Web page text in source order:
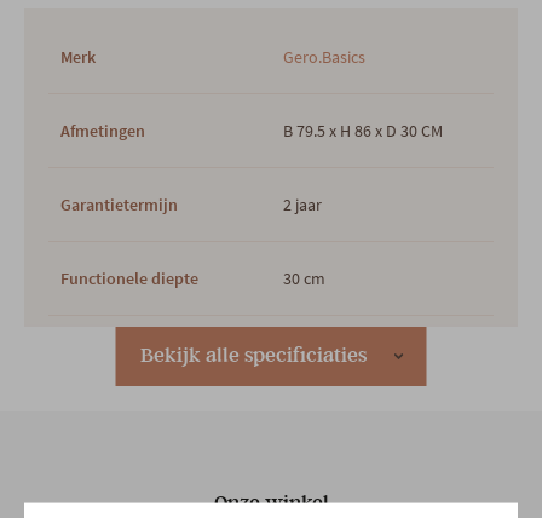
Bekijk alle specificiaties
Merk Gero.Basics
Afmetingen B 79.5 x H 86 x D 30 CM
Garantietermijn 2 jaar
Functionele diepte 30 cm
Hoogte poot 6.1 cm
Hoofdkleur Zwart
Onze winkel